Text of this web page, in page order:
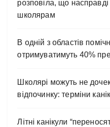
розповіла, що
школярам
В одній з областів
отримуватимуть 40%
Школярі можуть не
відпочинку: терміни
Літні канікули